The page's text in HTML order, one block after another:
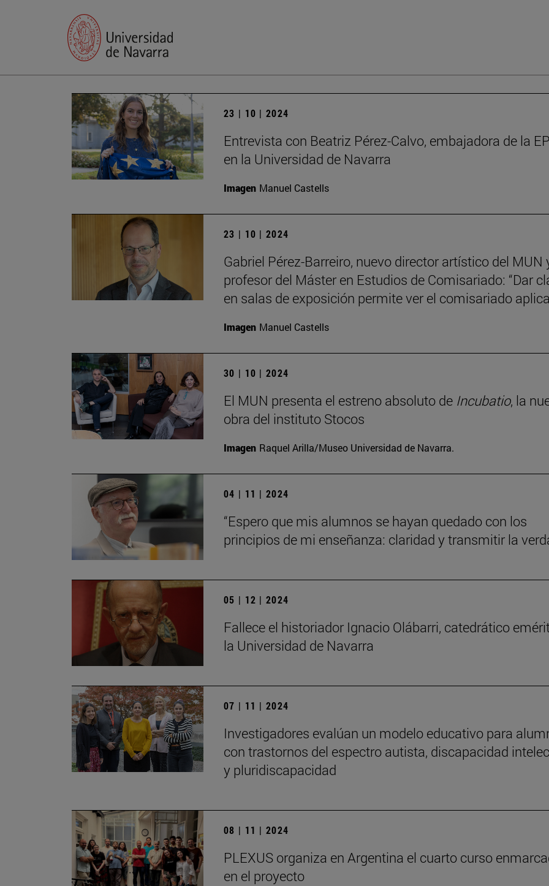
23 | 10 | 2024
Entrevista con Beatriz Pérez-Calvo, embajadora de la
en la Universidad de Navarra
Imagen Manuel Castells
23 | 10 | 2024
Gabriel Pérez-Barreiro, nuevo director artístico del MUN
profesor del Máster en Estudios de Comisariado: “Dar
en salas de exposición permite ver el comisariado
Imagen Manuel Castells
30 | 10 | 2024
El MUN presenta el estreno absoluto de Incubatio, la
obra del instituto Stocos
Imagen Raquel Arilla/Museo Universidad de Navarra.
04 | 11 | 2024
“Espero que mis alumnos se hayan quedado con los
principios de mi enseñanza: claridad y transmitir la
05 | 12 | 2024
Fallece el historiador Ignacio Olábarri, catedrático
la Universidad de Navarra
07 | 11 | 2024
Investigadores evalúan un modelo educativo para
con trastornos del espectro autista, discapacidad
y pluridiscapacidad
08 | 11 | 2024
PLEXUS organiza en Argentina el cuarto curso
en el proyecto